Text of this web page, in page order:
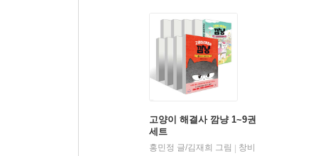
고양이 해결사 깜냥 1~9권
세트
홍민정 글/김재희 그림 창비